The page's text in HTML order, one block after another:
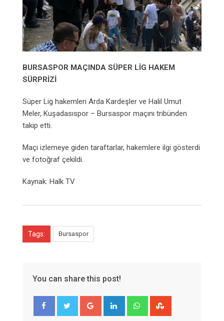
BURSASPOR MAÇINDA SÜPER LİG HAKEM
SÜRPRİZİ
Süper Lig hakemleri Arda Kardeşler ve Halil Umut
Meler, Kuşadasıspor – Bursaspor maçını tribünden
takip etti.
Maçı izlemeye giden taraftarlar, hakemlere ilgi gösterdi
ve fotoğraf çekildi.
Kaynak: Halk TV
Tags: Bursaspor
You can share this post!
Google+ LinkedIn Whatsapp